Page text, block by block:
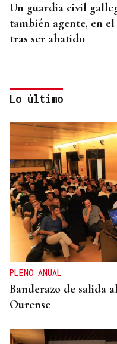
Un guardia civil
también agente, en
tras ser abatido
"LA LEY TIENE QUE
El Gobierno alerta a
acoger menores de
actuar de oficio
Lo último
PLENO ANUAL
Banderazo de salida
Ourense